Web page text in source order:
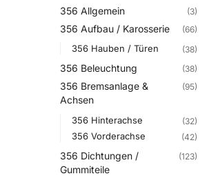
356 Allgemein (3)
356 Aufbau / Karosserie (66)
356 Hauben / Türen (38)
356 Beleuchtung (38)
356 Bremsanlage &
Achsen
(95)
356 Hinterachse (32)
356 Vorderachse (42)
356 Dichtungen /
Gummiteile
(123)